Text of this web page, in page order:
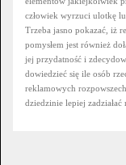
człowiek wyrzuci ulotkę
Trzeba jasno pokazać, iż
pomysłem jest również
jej przydatność i
dowiedzieć się ile osób
reklamowych
dziedzinie lepiej zadziałać